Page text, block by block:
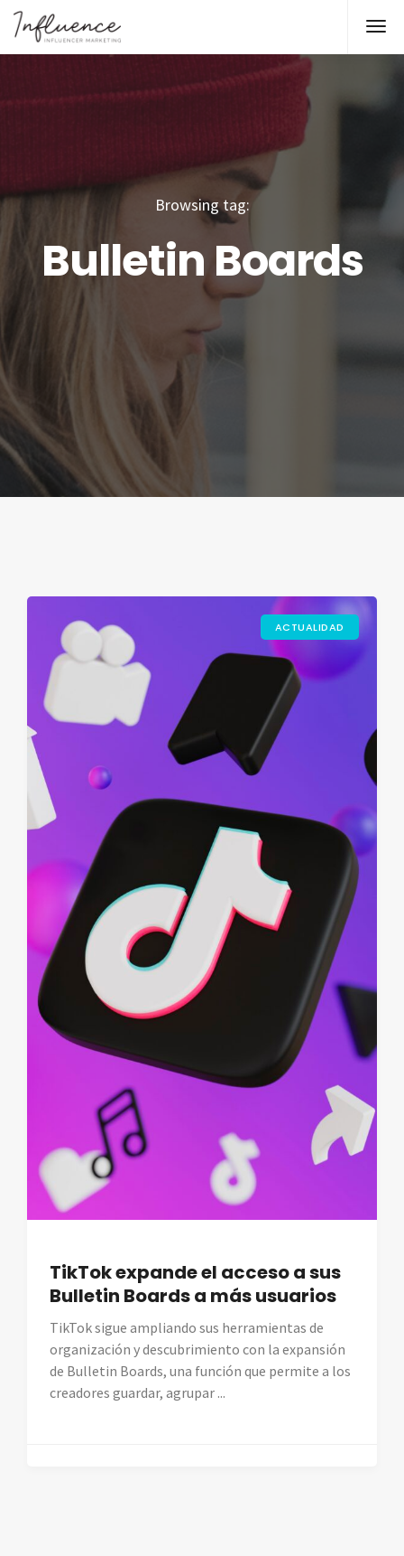
Browsing tag:
Bulletin Boards
ACTUALIDAD
TikTok expande el acceso a sus
Bulletin Boards a más usuarios
TikTok sigue ampliando sus herramientas de
organización y descubrimiento con la expansión
de Bulletin Boards, una función que permite a los
creadores guardar, agrupar ...